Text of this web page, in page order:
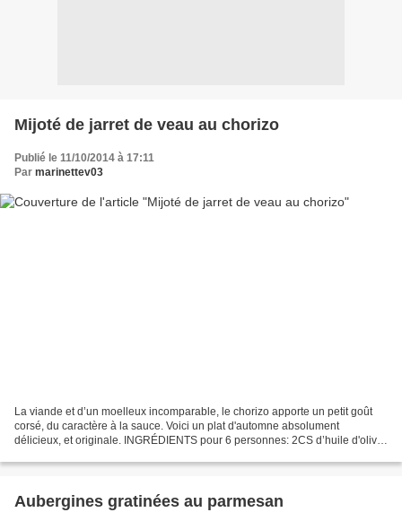
Mijoté de jarret de veau au chorizo
Publié le 11/10/2014 à 17:11
Par marinettev03
La viande et d’un moelleux incomparable, le chorizo apporte un petit goût
corsé, du caractère à la sauce. Voici un plat d'automne absolument
délicieux, et originale. INGRÉDIENTS pour 6 personnes: 2CS d’huile d'olive
Aubergines gratinées au parmesan